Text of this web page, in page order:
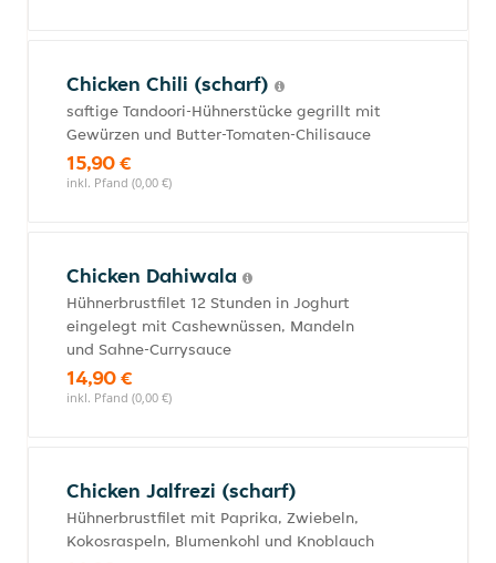
Chicken Chili (scharf)
saftige Tandoori-Hühnerstücke gegrillt mit
Gewürzen und Butter-Tomaten-Chilisauce
15,90 €
inkl. Pfand (0,00 €)
Chicken Dahiwala
Hühnerbrustfilet 12 Stunden in Joghurt
eingelegt mit Cashewnüssen, Mandeln
und Sahne-Currysauce
14,90 €
inkl. Pfand (0,00 €)
Chicken Jalfrezi (scharf)
Hühnerbrustfilet mit Paprika, Zwiebeln,
Kokosraspeln, Blumenkohl und Knoblauch